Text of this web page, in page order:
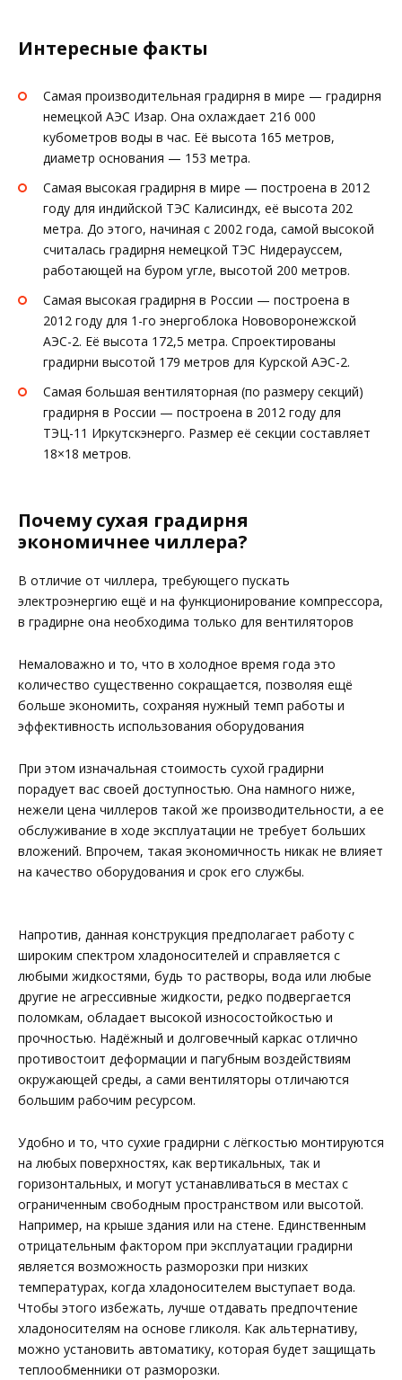
Интересные факты
Самая производительная градирня в мире — градирня
немецкой АЭС Изар. Она охлаждает 216 000
кубометров воды в час. Её высота 165 метров,
диаметр основания — 153 метра.
Самая высокая градирня в мире — построена в 2012
году для индийской ТЭС Калисиндх, её высота 202
метра. До этого, начиная с 2002 года, самой высокой
считалась градирня немецкой ТЭС Нидерауссем,
работающей на буром угле, высотой 200 метров.
Самая высокая градирня в России — построена в
2012 году для 1-го энергоблока Нововоронежской
АЭС-2. Её высота 172,5 метра. Спроектированы
градирни высотой 179 метров для Курской АЭС-2.
Самая большая вентиляторная (по размеру секций)
градирня в России — построена в 2012 году для
ТЭЦ-11 Иркутскэнерго. Размер её секции составляет
18×18 метров.
Почему сухая градирня
экономичнее чиллера?
В отличие от чиллера, требующего пускать
электроэнергию ещё и на функционирование компрессора,
в градирне она необходима только для вентиляторов
Немаловажно и то, что в холодное время года это
количество существенно сокращается, позволяя ещё
больше экономить, сохраняя нужный темп работы и
эффективность использования оборудования
При этом изначальная стоимость сухой градирни
порадует вас своей доступностью. Она намного ниже,
нежели цена чиллеров такой же производительности, а ее
обслуживание в ходе эксплуатации не требует больших
вложений. Впрочем, такая экономичность никак не влияет
на качество оборудования и срок его службы.
Напротив, данная конструкция предполагает работу с
широким спектром хладоносителей и справляется с
любыми жидкостями, будь то растворы, вода или любые
другие не агрессивные жидкости, редко подвергается
поломкам, обладает высокой износостойкостью и
прочностью. Надёжный и долговечный каркас отлично
противостоит деформации и пагубным воздействиям
окружающей среды, а сами вентиляторы отличаются
большим рабочим ресурсом.
Удобно и то, что сухие градирни с лёгкостью монтируются
на любых поверхностях, как вертикальных, так и
горизонтальных, и могут устанавливаться в местах с
ограниченным свободным пространством или высотой.
Например, на крыше здания или на стене. Единственным
отрицательным фактором при эксплуатации градирни
является возможность разморозки при низких
температурах, когда хладоносителем выступает вода.
Чтобы этого избежать, лучше отдавать предпочтение
хладоносителям на основе гликоля. Как альтернативу,
можно установить автоматику, которая будет защищать
теплообменники от разморозки.